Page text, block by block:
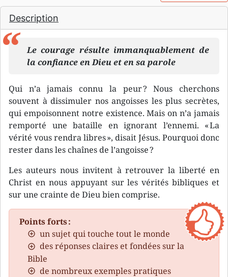
Description
Le courage résulte immanquablement de
la confiance en Dieu et en sa parole
Qui n’a jamais connu la peur ? Nous cherchons
souvent à dissimuler nos angoisses les plus secrètes,
qui empoisonnent notre existence. Mais on n’a jamais
remporté une bataille en ignorant l’ennemi. « La
vérité vous rendra libres », disait Jésus. Pourquoi donc
rester dans les chaînes de l’angoisse ?
Les auteurs nous invitent à retrouver la liberté en
Christ en nous appuyant sur les vérités bibliques et
sur une crainte de Dieu bien comprise.
Points forts :
un sujet qui touche tout le monde
des réponses claires et fondées sur la
Bible
de nombreux exemples pratiques